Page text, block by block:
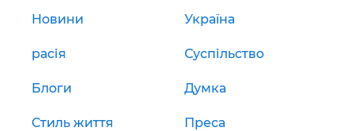
Новини Україна
расія Суспільство
Блоги Думка
Стиль життя Преса